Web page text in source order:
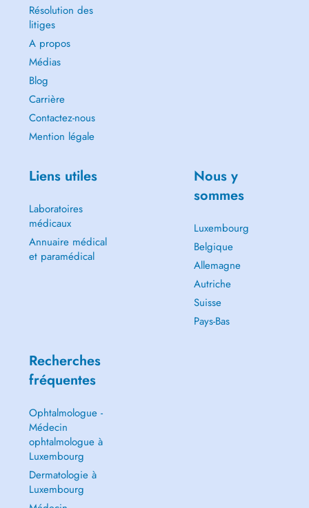
Résolution des
litiges
A propos
Médias
Blog
Carrière
Contactez-nous
Mention légale
Liens utiles
Laboratoires
médicaux
Annuaire médical
et paramédical
Nous y
sommes
Luxembourg
Belgique
Allemagne
Autriche
Suisse
Pays-Bas
Recherches
fréquentes
Ophtalmologue -
Médecin
ophtalmologue à
Luxembourg
Dermatologie à
Luxembourg